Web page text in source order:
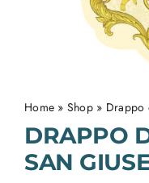
Home » Shop» Drappo
DRAPPO
SAN